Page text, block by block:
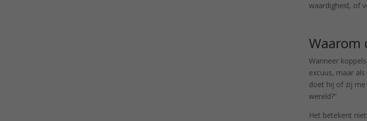
waardigheid, of
Waarom
Wanneer koppels
excuus, maar
doet hij of zij me
wereld?”
Het betekent